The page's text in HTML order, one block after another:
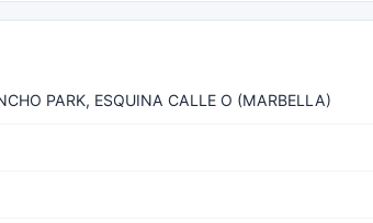
PARK, ESQUINA CALLE O (MARBELLA)